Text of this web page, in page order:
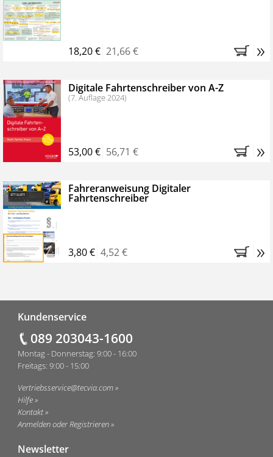
Bestellen Sie jetzt das VerkehrsRundschau Profipaket im
Kennenlern-Abo für zwei Monate (inkl. der derzeitig
Monaten brauchen Sie nichts weiter tun, das
Abonnement endet automatisch, es entstehen keine
weiteren Verpflichtungen.
18,20 € 21,66 € »
Digitale Fahrtenschreiber von A-Z
(7. Auflage 2024)
53,00 € 56,71 € »
Fahreranweisung Digitaler
Fahrtenschreiber
3,80 € 4,52 € »
Kundenservice
089 203043-1600
Montag - Donnerstag: 9:00 - 16:00
Freitags: 9:00 - 15:00
Vertriebsservice@tecvia.com
Hilfe
Kontakt
Anmelden oder Registrieren
Newsletter